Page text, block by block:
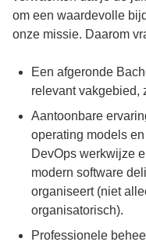
om een waardevolle
onze missie. Daarom
Een afgeronde
relevant vakgebied,
Aantoonbare
operating models
DevOps werkwijze
modern software
organiseert (niet
organisatorisch).
Professionele